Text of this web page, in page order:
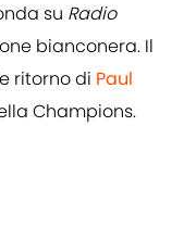
su Radio
bianconera. Il
ritorno di Paul
Champions.